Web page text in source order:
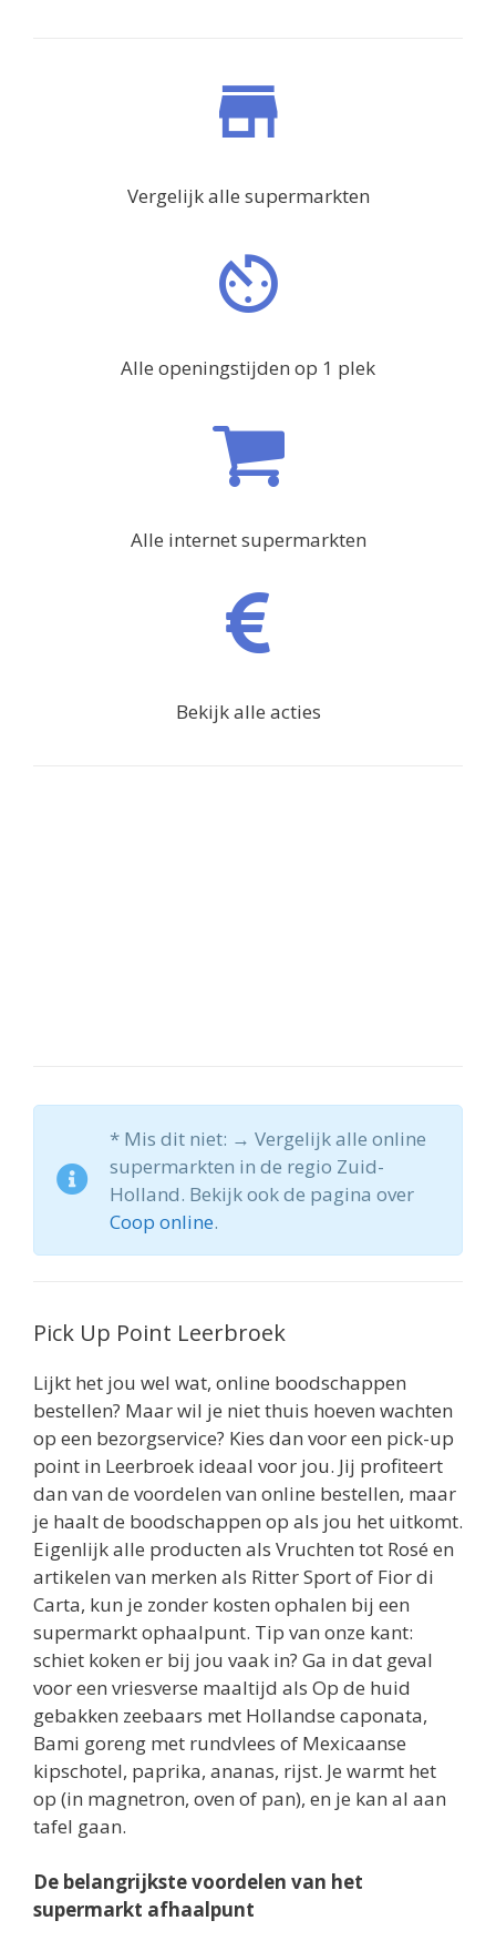
Vergelijk alle supermarkten
Alle openingstijden op 1 plek
Alle internet supermarkten
Bekijk alle acties
* Mis dit niet: → Vergelijk alle online
supermarkten in de regio Zuid-
Holland. Bekijk ook de pagina over
Coop online.
Pick Up Point Leerbroek
Lijkt het jou wel wat, online boodschappen
bestellen? Maar wil je niet thuis hoeven wachten
op een bezorgservice? Kies dan voor een pick-up
point in Leerbroek ideaal voor jou. Jij profiteert
dan van de voordelen van online bestellen, maar
je haalt de boodschappen op als jou het uitkomt.
Eigenlijk alle producten als Vruchten tot Rosé en
artikelen van merken als Ritter Sport of Fior di
Carta, kun je zonder kosten ophalen bij een
supermarkt ophaalpunt. Tip van onze kant:
schiet koken er bij jou vaak in? Ga in dat geval
voor een vriesverse maaltijd als Op de huid
gebakken zeebaars met Hollandse caponata,
Bami goreng met rundvlees of Mexicaanse
kipschotel, paprika, ananas, rijst. Je warmt het
op (in magnetron, oven of pan), en je kan al aan
tafel gaan.
De belangrijkste voordelen van het
supermarkt afhaalpunt